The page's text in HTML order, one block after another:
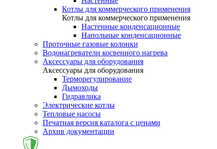
Котлы для коммерческого применения
Котлы для коммерческого применения
Настенные конденсационные
Напольные конденсационные
Проточные газовые колонки
Водонагреватели косвенного нагрева
Аксессуары для оборудования
Аксессуары для оборудования
Терморегулирование
Дымоходы
Гидравлика
Электрические котлы
Тепловые насосы
Печатная версия каталога с ценами
Архив документации